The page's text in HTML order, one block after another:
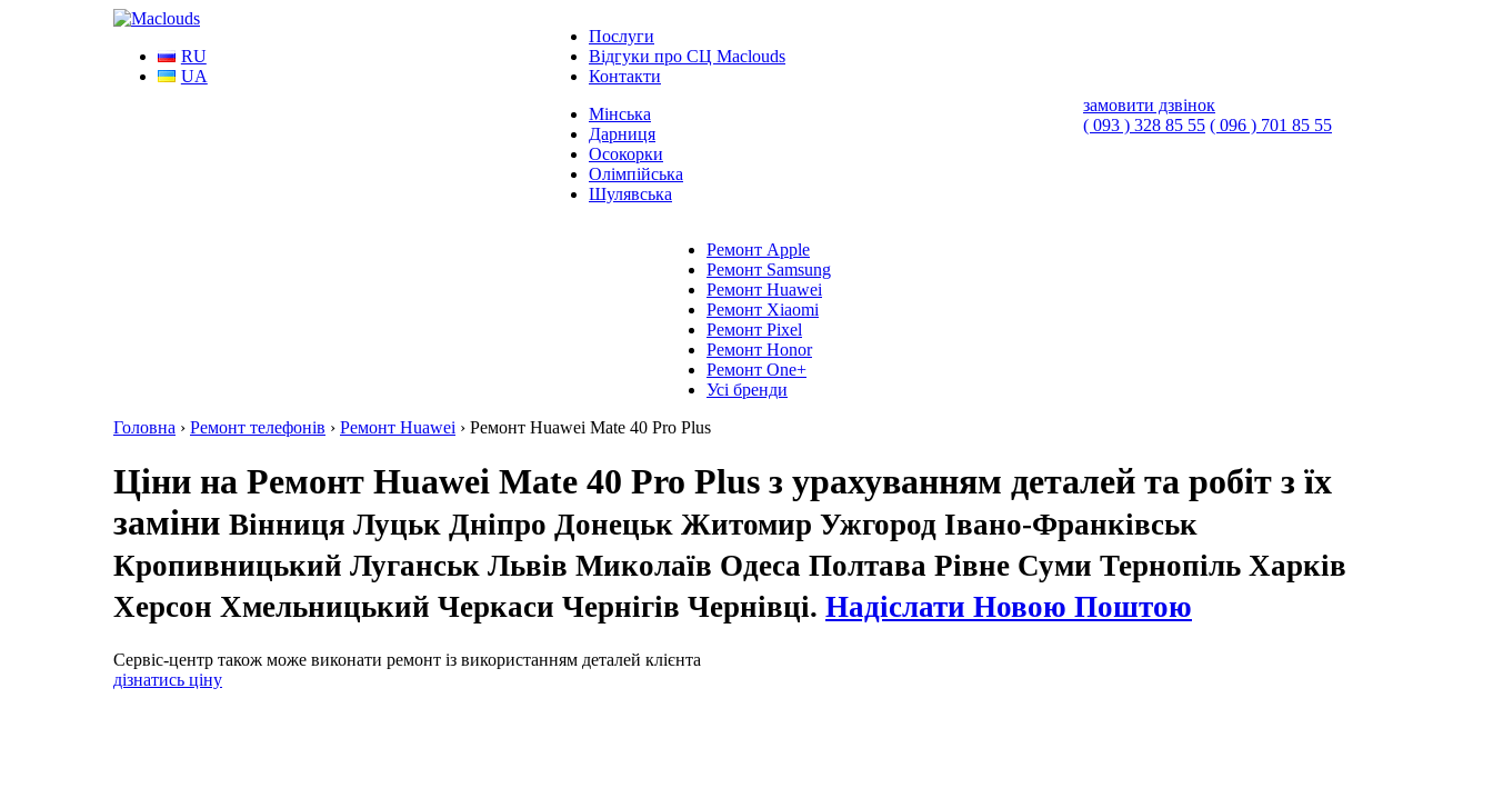
RU
UA
Послуги
Відгуки про СЦ Maclouds
Контакти
Мінська
Дарниця
Осокорки
Олімпійська
Шулявська
замовити дзвінок
( 093 ) 328 85 55 ( 096 ) 701 85 55
Ремонт Apple
Ремонт Samsung
Ремонт Huawei
Ремонт Xiaomi
Ремонт Pixel
Ремонт Honor
Ремонт One+
Усі бренди
Головна › Ремонт телефонів › Ремонт Huawei › Ремонт Huawei Mate 40 Pro Plus
Ціни на Ремонт Huawei Mate 40 Pro Plus з урахуванням деталей та робіт з їх
заміни Вінниця Луцьк Дніпро Донецьк Житомир Ужгород Івано-Франківськ
Кропивницький Луганськ Львів Миколаїв Одеса Полтава Рівне Суми Тернопіль Харків
Херсон Хмельницький Черкаси Чернігів Чернівці. Надіслати Новою Поштою
Сервіс-центр також може виконати ремонт із використанням деталей клієнта
дізнатись ціну